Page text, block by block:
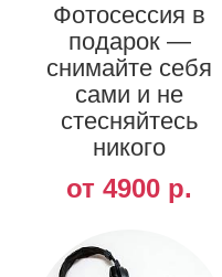
Фотосессия в
подарок —
снимайте себя
сами и не
стесняйтесь
никого
от 4900 р.